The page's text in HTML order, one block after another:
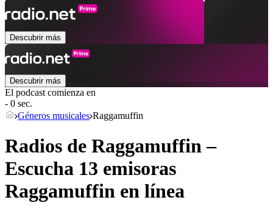
Descubrir más
Descubrir más
El podcast comienza en
- 0 sec.
Géneros musicales Raggamuffin
Radios de Raggamuffin –
Escucha 13 emisoras
Raggamuffin en línea